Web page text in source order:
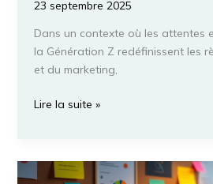
23 septembre 2025
Dans un contexte où les attentes
la Génération Z redéfinissent les
et du marketing,
Stratégies
Gemini
pour
Lire la suite »